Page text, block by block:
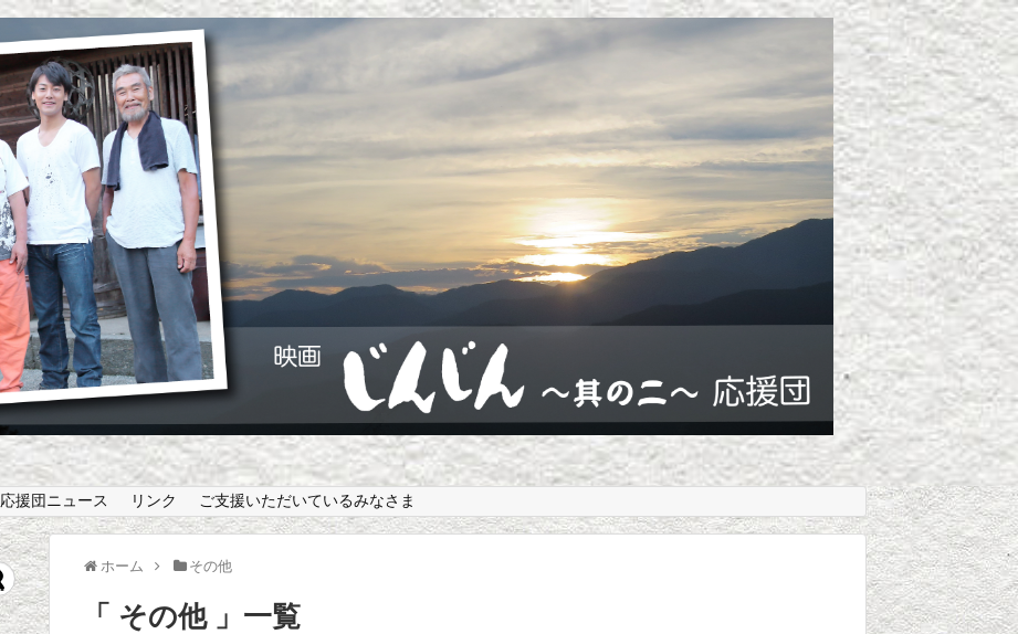
応援団ニュース リンク ご支援いただいているみなさま
ホーム その他
「 その他 」一覧